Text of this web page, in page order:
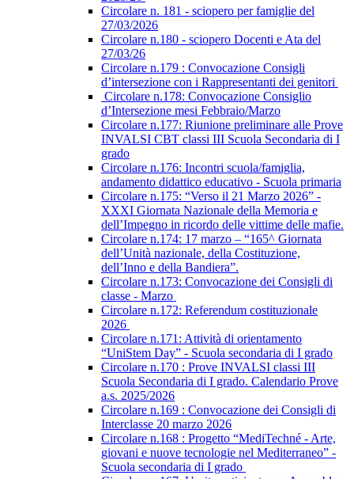
Circolare n. 181 - sciopero per famiglie del
27/03/2026
Circolare n.180 - sciopero Docenti e Ata del
27/03/26
Circolare n.179 : Convocazione Consigli
d’intersezione con i Rappresentanti dei genitori
Circolare n.178: Convocazione Consiglio
d’Intersezione mesi Febbraio/Marzo
Circolare n.177: Riunione preliminare alle Prove
INVALSI CBT classi III Scuola Secondaria di I
grado
Circolare n.176: Incontri scuola/famiglia,
andamento didattico educativo - Scuola primaria
Circolare n.175: “Verso il 21 Marzo 2026” -
XXXI Giornata Nazionale della Memoria e
dell’Impegno in ricordo delle vittime delle mafie.
Circolare n.174: 17 marzo – “165^ Giornata
dell’Unità nazionale, della Costituzione,
dell’Inno e della Bandiera”.
Circolare n.173: Convocazione dei Consigli di
classe - Marzo
Circolare n.172: Referendum costituzionale
2026
Circolare n.171: Attività di orientamento
“UniStem Day” - Scuola secondaria di I grado
Circolare n.170 : Prove INVALSI classi III
Scuola Secondaria di I grado. Calendario Prove
a.s. 2025/2026
Circolare n.169 : Convocazione dei Consigli di
Interclasse 20 marzo 2026
Circolare n.168 : Progetto “MediTechné - Arte,
giovani e nuove tecnologie nel Mediterraneo” -
Scuola secondaria di I grado